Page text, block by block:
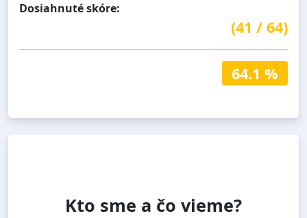
Dosiahnuté skóre:
(41 / 64)
64.1 %
Kto sme a čo vieme?